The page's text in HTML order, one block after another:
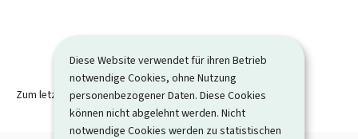
Diese Website verwendet für ihren Betrieb
notwendige Cookies, ohne Nutzung
personenbezogener Daten. Diese Cookies
können nicht abgelehnt werden. Nicht
notwendige Cookies werden zu statistischen
Zum letzten Mal aktualisiert am09.01.2026